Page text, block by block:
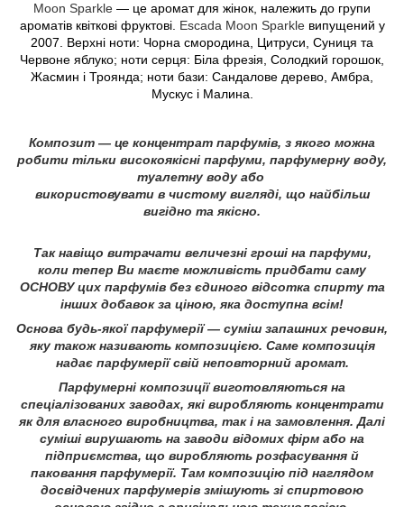
Moon Sparkle — це аромат для жінок, належить до групи
ароматів квіткові фруктові. Escada Moon Sparkleвипущений у
2007. Верхні ноти: Чорна смородина, Цитруси, Суниця та
Червоне яблуко; ноти серця: Біла фрезія, Солодкий горошок,
Жасмин і Троянда; ноти бази: Сандалове дерево, Амбра,
Мускус і Малина.
Композит — це концентрат парфумів, з якого можна
робити тільки високоякісні парфуми, парфумерну воду,
туалетну воду або
використовувати в чистому вигляді, що найбільш
вигідно та якісно.
Так навіщо витрачати величезні гроші на парфуми,
коли тепер Ви маєте можливість придбати саму
ОСНОВУ цих парфумів без єдиного відсотка спирту та
інших добавок за ціною, яка доступна всім!
Основа будь-якої парфумерії — суміш запашних речовин,
яку також називають композицією. Саме композиція
надає парфумерії свій неповторний аромат.
Парфумерні композиції виготовляються на
спеціалізованих заводах, які виробляють концентрати
як для власного виробництва, так і на замовлення. Далі
суміші вирушають на заводи відомих фірм або на
підприємства, що виробляють розфасування й
паковання парфумерії. Там композицію під наглядом
досвідчених парфумерів змішують зі спиртовою